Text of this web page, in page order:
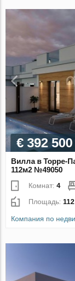
€ 392 500
Вилла в Торре-
112м2 №49050
Комнат:4
Площадь:
Компания по